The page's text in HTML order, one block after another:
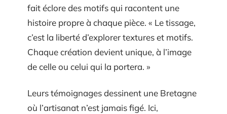
fait éclore des motifs qui racontent une
histoire propre à chaque pièce. « Le tissage,
c’est la liberté d’explorer textures et motifs.
Chaque création devient unique, à l’image
de celle ou celui qui la portera. »
Leurs témoignages dessinent une Bretagne
où l’artisanat n’est jamais figé. Ici,